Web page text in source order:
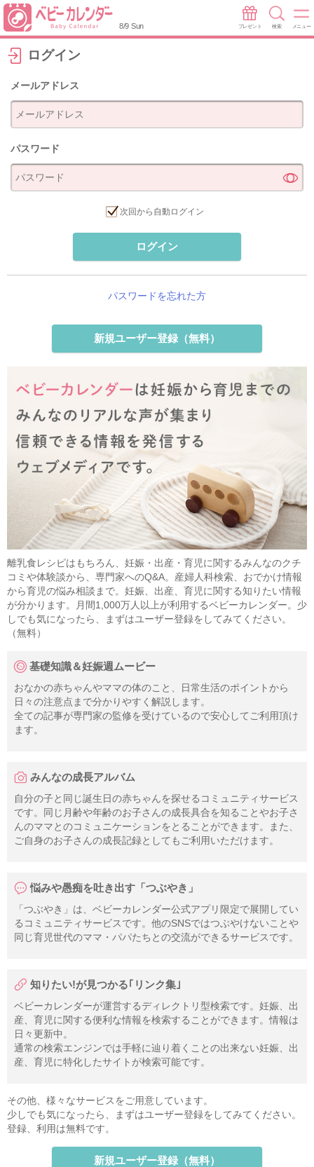
8/9 Sun プレゼント 検索 メニュー
ログイン
メールアドレス
パスワード
次回から自動ログイン
ログイン
パスワードを忘れた方
新規ユーザー登録（無料）
離乳食レシピはもちろん、妊娠・出産・育児に関するみんなのクチ
コミや体験談から、専門家へのQ&A。産婦人科検索、おでかけ情報
から育児の悩み相談まで。妊娠、出産、育児に関する知りたい情報
が分かります。月間1,000万人以上が利用するベビーカレンダー。少
しでも気になったら、まずはユーザー登録をしてみてください。
（無料）
基礎知識＆妊娠週ムービー
おなかの赤ちゃんやママの体のこと、日常生活のポイントから
日々の注意点まで分かりやすく解説します。
全ての記事が専門家の監修を受けているので安心してご利用頂け
ます。
みんなの成長アルバム
自分の子と同じ誕生日の赤ちゃんを探せるコミュニティサービス
です。同じ月齢や年齢のお子さんの成長具合を知ることやお子さ
んのママとのコミュニケーションをとることができます。また、
ご自身のお子さんの成長記録としてもご利用いただけます。
悩みや愚痴を吐き出す「つぶやき」
「つぶやき」は、ベビーカレンダー公式アプリ限定で展開してい
るコミュニティサービスです。他のSNSではつぶやけないことや
同じ育児世代のママ・パパたちとの交流ができるサービスです。
知りたい!が見つかる｢リンク集｣
ベビーカレンダーが運営するディレクトリ型検索です。妊娠、出
産、育児に関する便利な情報を検索することができます。情報は
日々更新中。
通常の検索エンジンでは手軽に辿り着くことの出来ない妊娠、出
産、育児に特化したサイトが検索可能です。
その他、様々なサービスをご用意しています。
少しでも気になったら、まずはユーザー登録をしてみてください。
登録、利用は無料です。
新規ユーザー登録（無料）